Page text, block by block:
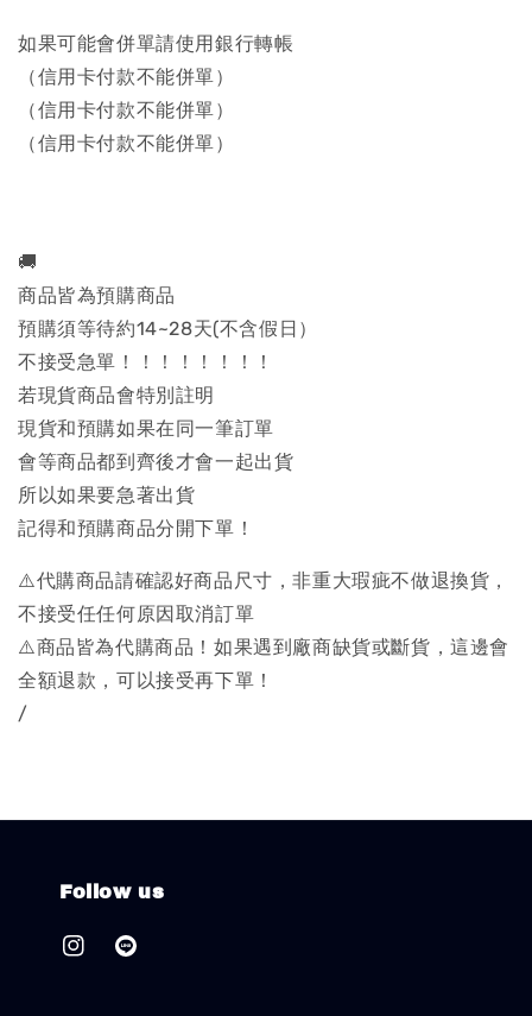
如果可能會併單請使用銀行轉帳
（信用卡付款不能併單）
（信用卡付款不能併單）
（信用卡付款不能併單）
🚚
商品皆為預購商品
預購須等待約14~28天(不含假日）
不接受急單！！！！！！！！
若現貨商品會特別註明
現貨和預購如果在同一筆訂單
會等商品都到齊後才會一起出貨
所以如果要急著出貨
記得和預購商品分開下單！
⚠️代購商品請確認好商品尺寸，非重大瑕疵不做退換貨，
不接受任任何原因取消訂單
⚠️商品皆為代購商品！如果遇到廠商缺貨或斷貨，這邊會
全額退款，可以接受再下單！
/
Follow us